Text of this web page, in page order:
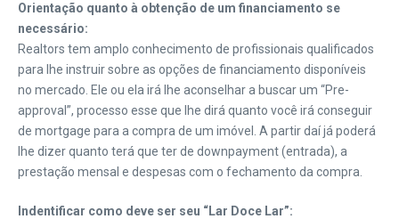
Orientação quanto à obtenção de um financiamento se
necessário:
Realtors tem amplo conhecimento de profissionais qualificados
para lhe instruir sobre as opções de financiamento disponíveis
no mercado. Ele ou ela irá lhe aconselhar a buscar um “Pre-
approval”, processo esse que lhe dirá quanto você irá conseguir
de mortgage para a compra de um imóvel. A partir daí já poderá
lhe dizer quanto terá que ter de downpayment (entrada), a
prestação mensal e despesas com o fechamento da compra.
Indentificar como deve ser seu “Lar Doce Lar”: